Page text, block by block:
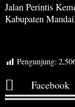
Jalan Perintis
Kabupaten
Pengunjung:
Facebook